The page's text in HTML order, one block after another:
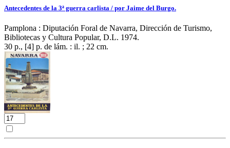
Antecedentes de la 3ª guerra carlista / por Jaime del Burgo.
Pamplona : Diputación Foral de Navarra, Dirección de Turismo,
Bibliotecas y Cultura Popular, D.L. 1974.
30 p., [4] p. de lám. : il. ; 22 cm.